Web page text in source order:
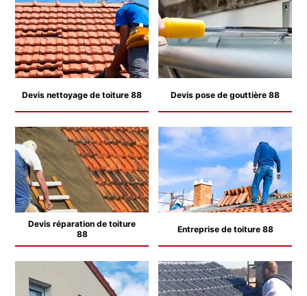
Devis nettoyage de toiture 88 Devis pose de gouttière 88
Devis réparation de toiture
88
Entreprise de toiture 88